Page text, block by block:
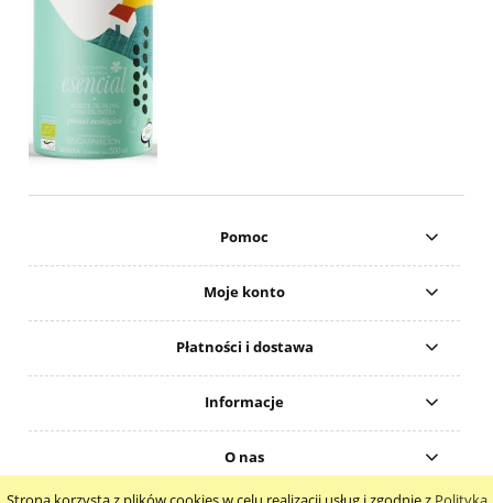
Pomoc
Moje konto
Płatności i dostawa
Informacje
O nas